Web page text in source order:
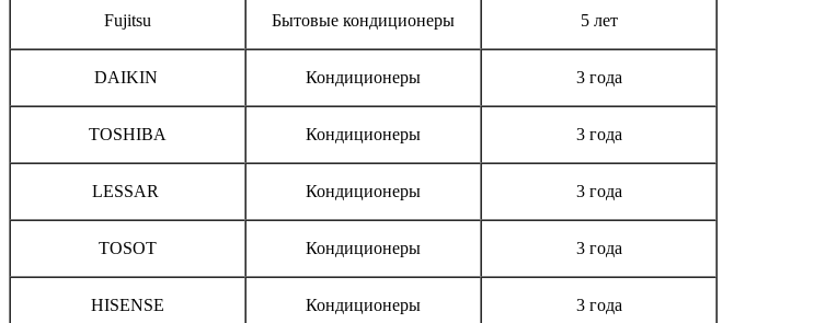
Fujitsu Бытовые кондиционеры 5 лет
DAIKIN Кондиционеры 3 года
TOSHIBA Кондиционеры 3 года
LESSAR Кондиционеры 3 года
TOSOT Кондиционеры 3 года
HISENSE Кондиционеры 3 года